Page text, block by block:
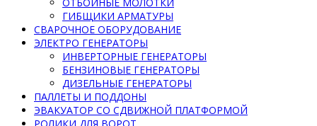
ГИБЩИКИ АРМАТУРЫ
СВАРОЧНОЕ ОБОРУДОВАНИЕ
ЭЛЕКТРО ГЕНЕРАТОРЫ
ИНВЕРТОРНЫЕ ГЕНЕРАТОРЫ
БЕНЗИНОВЫЕ ГЕНЕРАТОРЫ
ДИЗЕЛЬНЫЕ ГЕНЕРАТОРЫ
ПАЛЛЕТЫ И ПОДДОНЫ
ЭВАКУАТОР СО СДВИЖНОЙ ПЛАТФОРМОЙ